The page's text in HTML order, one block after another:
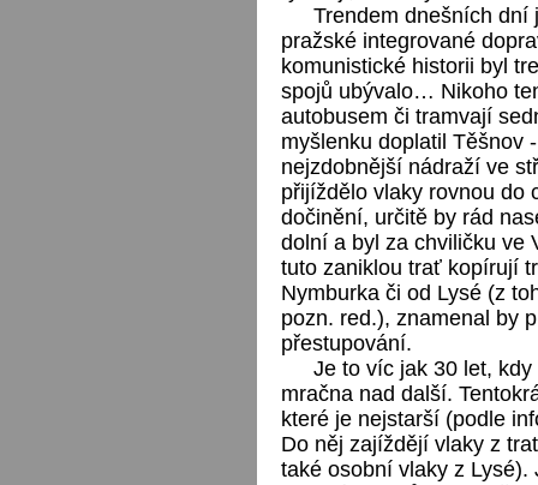
Trendem dnešních dní
pražské integrované
komunistické historii byl
spojů ubývalo… Nikoho
autobusem či tramvají
myšlenku doplatil Těšnov
nejzdobnější nádraží ve
přijíždělo vlaky rovnou do
dočinění, určitě by rád
dolní a byl za chviličku ve
tuto zaniklou trať kopírují
Nymburka či od Lysé (z
pozn. red.), znamenal by
přestupování.
Je to víc jak 30 let,
mračna nad další.
které je nejstarší (podle
Do něj zajíždějí vlaky z
také osobní vlaky z